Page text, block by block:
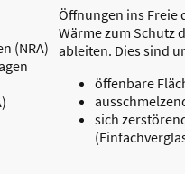
(NRA)
Öffnungen ins Freie
Wärme zum Schutz
ableiten. Dies sind
öffenbare
sich